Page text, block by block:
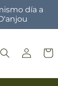
día a
Iniciar
sesión